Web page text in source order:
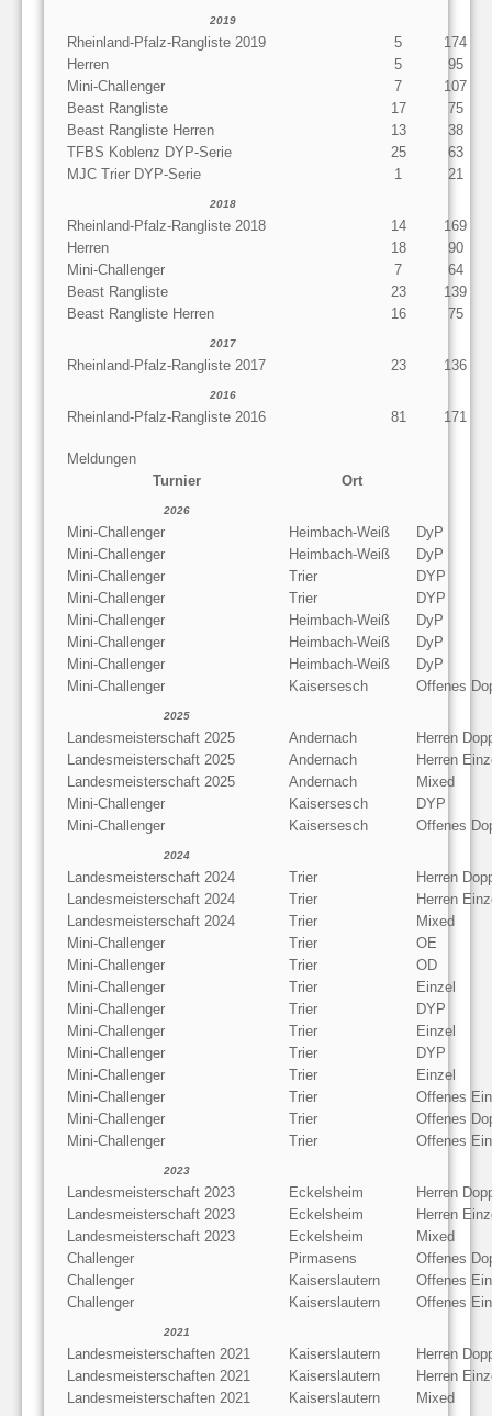
2019
Rheinland-Pfalz-Rangliste 2019 5
174
Herren
5
95
Mini-Challenger
7
107
Beast Rangliste
17
75
Beast Rangliste Herren
13
38
TFBS Koblenz DYP-Serie
25
63
MJC Trier DYP-Serie
1 21
2018
Rheinland-Pfalz-Rangliste 2018 14
169
Herren
18
90
Mini-Challenger
7
64
Beast Rangliste
23
139
Beast Rangliste Herren
16 75
2017
Rheinland-Pfalz-Rangliste 2017 23 136
2016
Rheinland-Pfalz-Rangliste 2016 81 171
Meldungen
Turnier
Ort
2026
Mini-Challenger Heimbach-Weiß
DyP
Mini-Challenger
Heimbach-Weiß
DyP
Mini-Challenger
Trier
DYP
Mini-Challenger
Trier
DYP
Mini-Challenger
Heimbach-Weiß
DyP
Mini-Challenger
Heimbach-Weiß
DyP
Mini-Challenger
Heimbach-Weiß
DyP
Mini-Challenger
Kaisersesch Offenes
2025
Landesmeisterschaft 2025 Andernach
Herren
Landesmeisterschaft 2025
Andernach
Herren
Landesmeisterschaft 2025
Andernach
Mixed
Mini-Challenger
Kaisersesch
DYP
Mini-Challenger
Kaisersesch Offenes
2024
Landesmeisterschaft 2024 Trier
Herren
Landesmeisterschaft 2024
Trier
Herren
Landesmeisterschaft 2024
Trier
Mixed
Mini-Challenger
Trier
OE
Mini-Challenger
Trier
OD
Mini-Challenger
Trier
Einzel
Mini-Challenger
Trier
DYP
Mini-Challenger
Trier
Einzel
Mini-Challenger
Trier
DYP
Mini-Challenger
Trier
Einzel
Mini-Challenger
Trier
Offenes
Mini-Challenger
Trier
Offenes
Mini-Challenger
Trier Offenes
2023
Landesmeisterschaft 2023 Eckelsheim
Herren
Landesmeisterschaft 2023
Eckelsheim
Herren
Landesmeisterschaft 2023
Eckelsheim
Mixed
Challenger
Pirmasens
Offenes
Challenger
Kaiserslautern
Offenes
Challenger
Kaiserslautern Offenes
2021
Landesmeisterschaften 2021 Kaiserslautern
Herren
Landesmeisterschaften 2021
Kaiserslautern
Herren
Landesmeisterschaften 2021
Kaiserslautern Mixed